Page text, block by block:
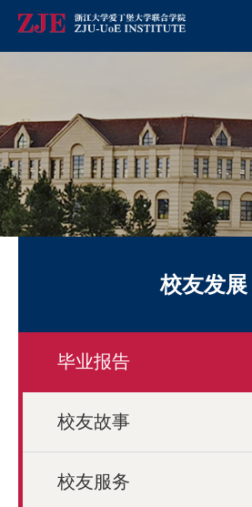
校友发展
毕业报告
校友故事
校友服务